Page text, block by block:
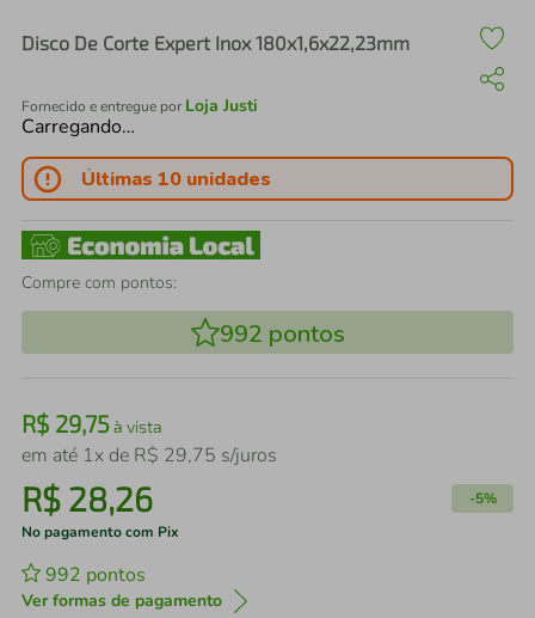
Disco De Corte Expert Inox 180x1,6x22,23mm
Fornecido e entregue por Loja Justi
Carregando…
Últimas 10 unidades
Compre com pontos:
992 pontos
R$ 29,75à vista
em até 1x de R$ 29,75 s/juros
R$ 28,26 -5%
No pagamento com Pix
992 pontos
Ver formas de pagamento